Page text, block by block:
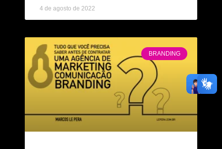
4 de agosto de 2022
BRANDING